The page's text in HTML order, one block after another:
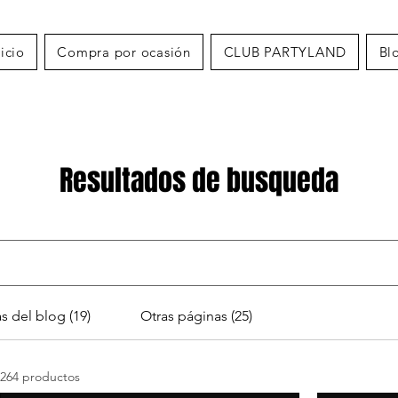
Compra por ocasión CLUB PARTYLAND
Resultados de busqueda
del blog (19) Otras páginas (25)
264 productos